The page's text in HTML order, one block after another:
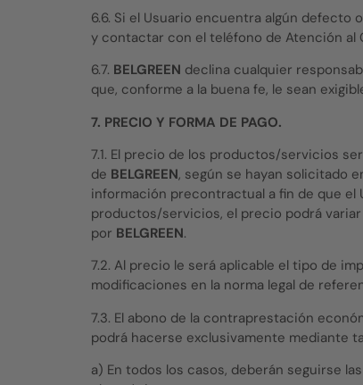
6.6. Si el Usuario encuentra algún
y contactar con el teléfono de Atención al
6.7. BELGREEN declina cualquier
que, conforme a la buena fe, le sean
7. PRECIO Y FORMA DE PAGO.
7.1. El precio de los productos/servicios
de BELGREEN, según se hayan solicitado
información precontractual a fin de que
productos/servicios, el precio podrá
por BELGREEN.
7.2. Al precio le será aplicable el tipo de
modificaciones en la norma legal de
7.3. El abono de la contraprestación
podrá hacerse exclusivamente mediante
a) En todos los casos, deberán seguirse